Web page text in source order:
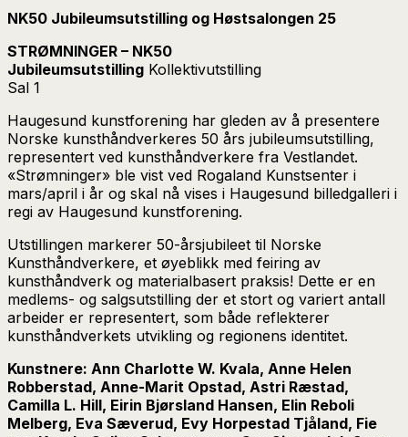
NK50 Jubileumsutstilling og Høstsalongen 25
STRØMNINGER – NK50
Jubileumsutstilling Kollektivutstilling
Sal 1
Haugesund kunstforening har gleden av å presentere
Norske kunsthåndverkeres 50 års jubileumsutstilling,
representert ved kunsthåndverkere fra Vestlandet.
«Strømninger» ble vist ved Rogaland Kunstsenter i
mars/april i år og skal nå vises i Haugesund billedgalleri i
regi av Haugesund kunstforening.
Utstillingen markerer 50-årsjubileet til Norske
Kunsthåndverkere, et øyeblikk med feiring av
kunsthåndverk og materialbasert praksis! Dette er en
medlems- og salgsutstilling der et stort og variert antall
arbeider er representert, som både reflekterer
kunsthåndverkets utvikling og regionens identitet.
Kunstnere: Ann Charlotte W. Kvala, Anne Helen
Robberstad, Anne-Marit Opstad, Astri Ræstad,
Camilla L. Hill, Eirin Bjørsland Hansen, Elin Reboli
Melberg, Eva Sæverud, Evy Horpestad Tjåland, Fie